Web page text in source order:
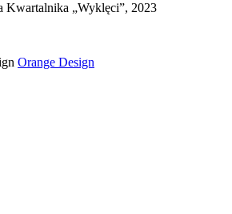
Kwartalnika „Wyklęci”, 2023
Orange Design